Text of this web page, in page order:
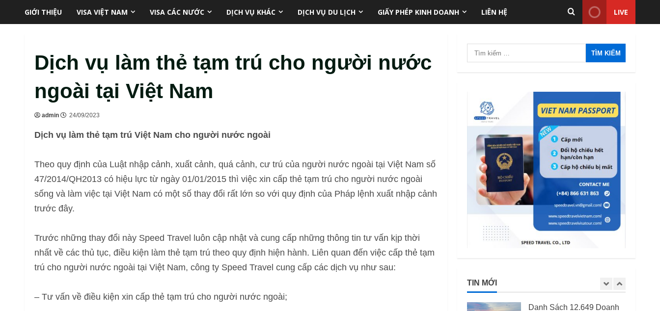
GIỚI THIỆU VISA VIỆT NAM VISA CÁC NƯỚC DỊCH VỤ KHÁC DỊCH VỤ DU LỊCH GIẤY PHÉP KINH DOANH LIÊN HỆ LIVE
Dịch vụ làm thẻ tạm trú cho người nước
ngoài tại Việt Nam
admin 24/09/2023
Dịch vụ làm thẻ tạm trú Việt Nam cho người nước ngoài
Theo quy định của Luật nhập cảnh, xuất cảnh, quá cảnh, cư trú của người nước ngoài tại Việt Nam số
47/2014/QH2013 có hiệu lực từ ngày 01/01/2015 thì việc xin cấp thẻ tạm trú cho người nước ngoài
sống và làm việc tại Việt Nam có một số thay đổi rất lớn so với quy định của Pháp lệnh xuất nhập cảnh
trước đây.
Trước những thay đổi này Speed Travel luôn cập nhật và cung cấp những thông tin tư vấn kịp thời
nhất về các thủ tục, điều kiện làm thẻ tạm trú theo quy định hiện hành. Liên quan đến việc cấp thẻ tạm
trú cho người nước ngoài tại Việt Nam, công ty Speed Travel cung cấp các dịch vụ như sau:
– Tư vấn về điều kiện xin cấp thẻ tạm trú cho người nước ngoài;
Tìm
kiếm
TIN MỚI
ANTT Tại TP.HCM Năm
Điều kiện thu nhập bảo
lãnh visa F-6 (visa kết hôn
4
Mức phạt quá hạn visa Việt
Nam: Cập nhập mới nhất
11/06/2026
Quốc tịch khó xin visa Việt
Nam: Danh sách cập nhật
và những điều cần biết năm
15/04/2026
Danh Sách 12.649 Doanh